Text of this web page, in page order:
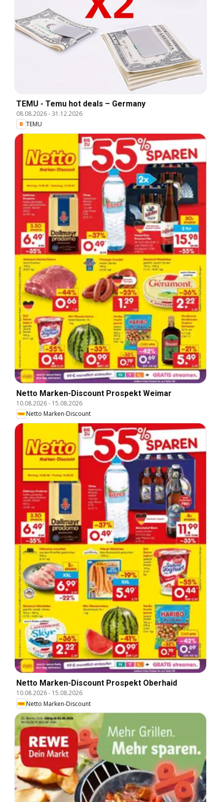
TEMU - Temu hot deals – Germany
08.08.2026-31.12.2026
TEMU
Netto Marken-Discount Prospekt Weimar
10.08.2026- 15.08.2026
Netto Marken-Discount
Netto Marken-Discount Prospekt Oberhaid
10.08.2026- 15.08.2026
Netto Marken-Discount